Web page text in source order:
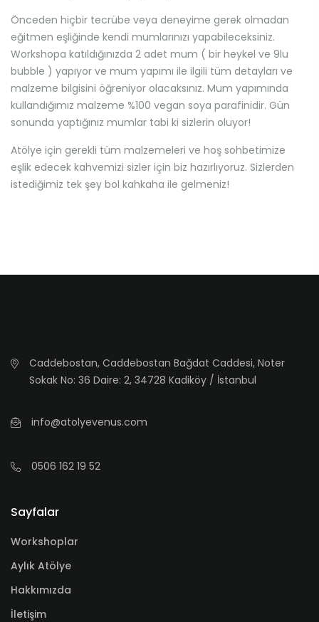
Önceden hiçbir tecrübe veya deneyime gerek olmadan
eğitmen eşliğinde kendi mumlarınızı yapabileceksiniz.
Workshopa katıldığınızda 2 adet mum ( bir heykel ve 9lu
bubble ) yapıyor ve mum yapımı ile ilgili tüm detayları ve
malzeme bilgisini öğreniyor olacaksınız. Mum yapımında
kullandığımız malzeme %100 vegan soya parafinidir. Gün
sonunda yaptığınız mumlar tabi ki sizlerin oluyor!
Atölye için gerekli tüm malzemeleri ve hoş sohbetimize
eşlik edecek kahvemizi sizler için biz hazırlıyoruz. Sizlerden
istediğimiz tek şey bol kahkaha ile gelmeniz!
Caddebostan, Caddebostan Bağdat Caddesi, Noter
Sokak No: 36 Daire: 2, 34728 Kadiköy / İstanbul
info@atolyevenus.com
0506 162 19 52
Sayfalar
Workshoplar
Aylık Atölye
Hakkımızda
İletişim